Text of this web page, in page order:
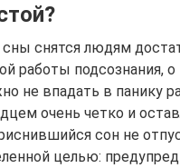
снятся людям
работы подсознания,
не впадать в панику
очень четко и
сон не
целью: